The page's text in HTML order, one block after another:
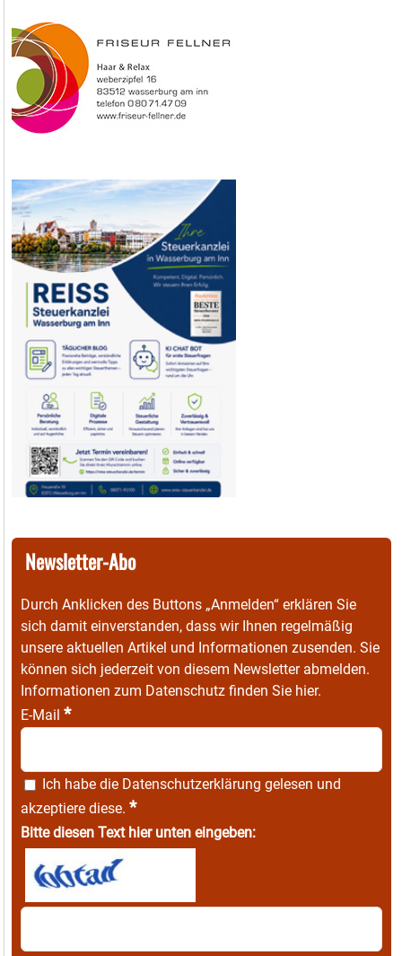
Newsletter-Abo
Durch Anklicken des Buttons „Anmelden“ erklären Sie
sich damit einverstanden, dass wir Ihnen regelmäßig
unsere aktuellen Artikel und Informationen zusenden. Sie
können sich jederzeit von diesem Newsletter abmelden.
Informationen zum Datenschutz finden Sie hier.
E-Mail *
Ich habe die Datenschutzerklärung gelesen und
akzeptiere diese. *
Bitte diesen Text hier unten eingeben: